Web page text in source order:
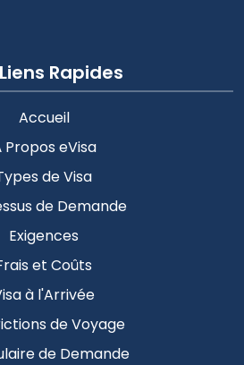
Liens Rapides
Accueil
Propos eVisa
de Visa
de Demande
Exigences
et Coûts
à l'Arrivée
de Voyage
de Demande